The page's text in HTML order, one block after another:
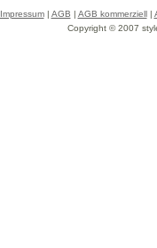
Impressum| AGB | AGB kommerziell|
Copyright © 2007